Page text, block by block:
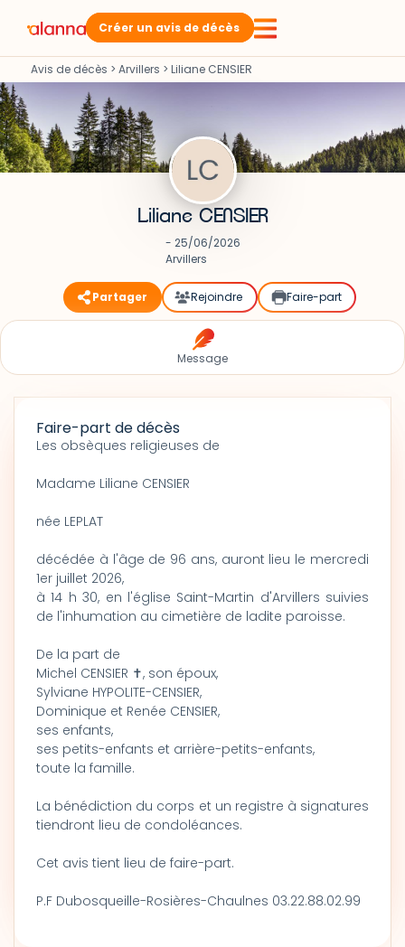
Créer un avis de décès
Avis de décès > Arvillers > Liliane CENSIER
Liliane CENSIER
- 25/06/2026
Arvillers
Partager Rejoindre Faire-part
Message
Faire-part de décès
Les obsèques religieuses de
Madame Liliane CENSIER
née LEPLAT
décédée à l'âge de 96 ans, auront lieu le mercredi
1er juillet 2026,
à 14 h 30, en l'église Saint-Martin d'Arvillers suivies
de l'inhumation au cimetière de ladite paroisse.
De la part de
Michel CENSIER ✝, son époux,
Sylviane HYPOLITE-CENSIER,
Dominique et Renée CENSIER,
ses enfants,
ses petits-enfants et arrière-petits-enfants,
toute la famille.
La bénédiction du corps et un registre à signatures
tiendront lieu de condoléances.
Cet avis tient lieu de faire-part.
P.F Dubosqueille-Rosières-Chaulnes 03.22.88.02.99